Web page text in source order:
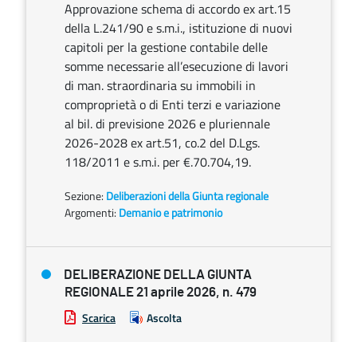
Approvazione schema di accordo ex art.15
della L.241/90 e s.m.i., istituzione di nuovi
capitoli per la gestione contabile delle
somme necessarie all’esecuzione di lavori
di man. straordinaria su immobili in
comproprietà o di Enti terzi e variazione
al bil. di previsione 2026 e pluriennale
2026-2028 ex art.51, co.2 del D.Lgs.
118/2011 e s.m.i. per €.70.704,19.
Sezione: Deliberazioni della Giunta regionale
Argomenti: Demanio e patrimonio
DELIBERAZIONE DELLA GIUNTA
REGIONALE 21 aprile 2026, n. 479
Scarica Ascolta